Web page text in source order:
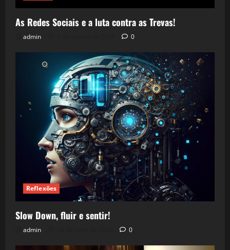
As Redes Sociais e a luta contra as Trevas!
admin 0
Reflexões
Slow Down, fluir e sentir!
admin 0